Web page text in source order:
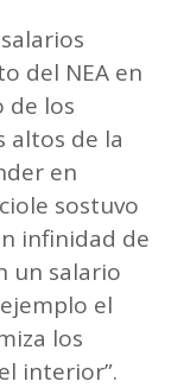
del NEA en
de los
altos de la
en
sostuvo
infinidad de
un salario
el
los
interior”.